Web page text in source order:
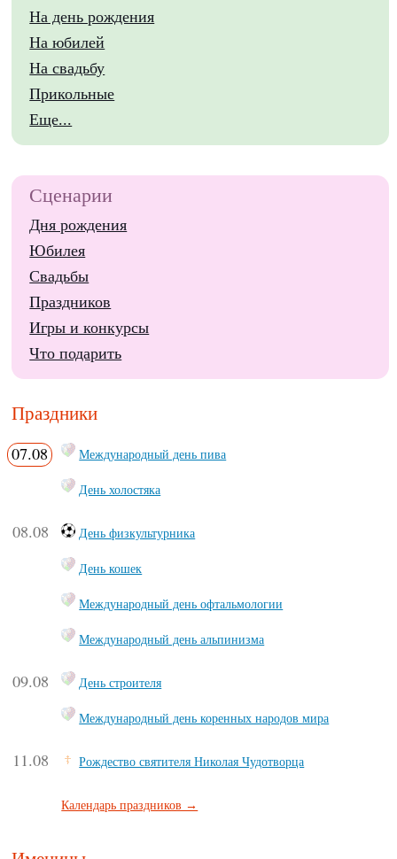
На день рождения
На юбилей
На свадьбу
Прикольные
Еще...
Сценарии
Дня рождения
Юбилея
Свадьбы
Праздников
Игры и конкурсы
Что подарить
Праздники
07.08 Международный день пива
День холостяка
08.08 День физкультурника
День кошек
Международный день офтальмологии
Международный день альпинизма
09.08 День строителя
Международный день коренных народов мира
11.08 Рождество святителя Николая Чудотворца
Календарь праздников →